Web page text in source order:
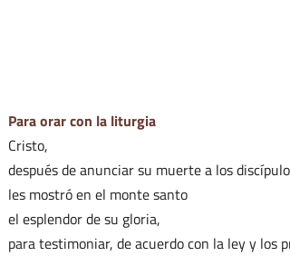
Para orar con la liturgia
Cristo,
después de anunciar su muerte a los
les mostró en el monte santo
el esplendor de su gloria,
para testimoniar, de acuerdo con la ley y los